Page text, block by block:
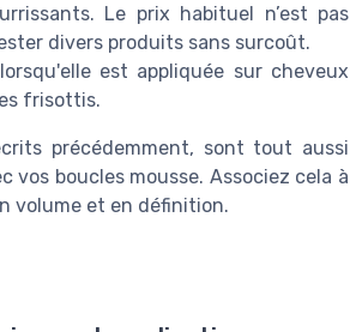
Le prix habituel n’est pas
divers produits sans surcoût.
est appliquée sur cheveux
frisottis.
précédemment, sont tout aussi
boucles mousse. Associez cela à
volume et en définition.